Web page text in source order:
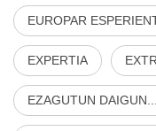
EUROPAR
EXPERTIA
EZAGUTUN DAIGUN...